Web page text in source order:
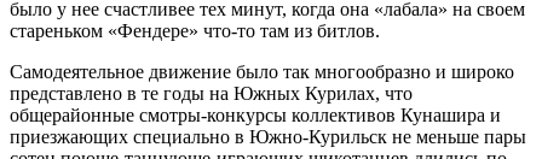
было у нее счастливее тех минут, когда она «лабала» на своем
стареньком «Фендере» что-то там из битлов.
Самодеятельное движение было так многообразно и широко
представлено в те годы на Южных Курилах, что
общерайонные смотры-конкурсы коллективов Кунашира и
приезжающих специально в Южно-Курильск не меньше пары